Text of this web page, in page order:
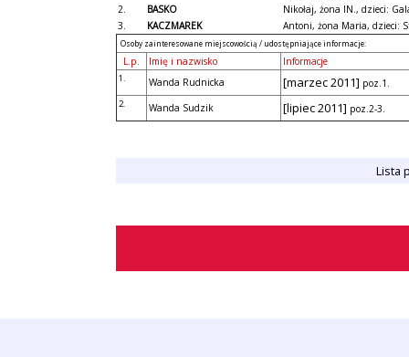
2.
BASKO
Nikołaj, żona IN., dzieci:
3.
KACZMAREK Antoni, żona Maria, dzieci:
Osoby zainteresowane miejscowością / udostępniające informacje:
L.p. Imię i nazwisko Informacje
1. Wanda Rudnicka [marzec 2011] poz.1.
2. Wanda Sudzik [lipiec 2011] poz.2-3.
Lista